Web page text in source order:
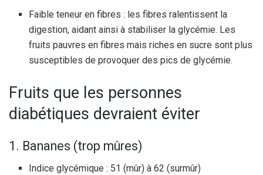
Faible teneur en fibres : les fibres ralentissent la
digestion, aidant ainsi à stabiliser la glycémie. Les
fruits pauvres en fibres mais riches en sucre sont plus
susceptibles de provoquer des pics de glycémie.
Fruits que les personnes
diabétiques devraient éviter
1. Bananes (trop mûres)
Indice glycémique : 51 (mûr) à 62 (surmûr)